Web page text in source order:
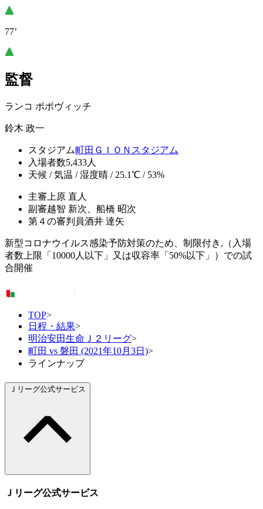
77’
監督
ランコ ポポヴィッチ
鈴木 政一
スタジアム町田ＧＩＯＮスタジアム
入場者数5,433人
天候 / 気温 / 湿度晴 / 25.1℃ / 53%
主審 上原 直人
副審越智 新次、船橋 昭次
第４の審判員酒井 達矢
新型コロナウイルス感染予防対策のため、制限付き,（入場
者数上限「10000人以下」又は収容率「50%以下」）での試
合開催
TOP>
日程・結果>
明治安田生命Ｊ２リーグ>
町田 vs 磐田 (2021年10月3日)>
ラインナップ
Ｊリーグ公式サービス
Ｊリーグ公式サービス